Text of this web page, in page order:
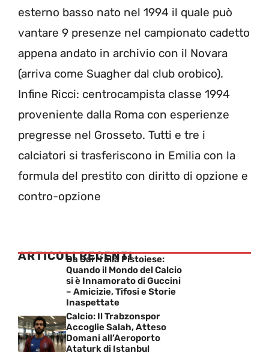
esterno basso nato nel 1994 il quale può
vantare 9 presenze nel campionato cadetto
appena andato in archivio con il Novara
(arriva come Suagher dal club orobico).
Infine Ricci: centrocampista classe 1994
proveniente dalla Roma con esperienze
pregresse nel Grosseto. Tutti e tre i
calciatori si trasferiscono in Emilia con la
formula del prestito con diritto di opzione e
contro-opzione
ARTICOLI RECENTI
Da Sarri alla Pistoiese:
Quando il Mondo del Calcio
si è Innamorato di Guccini
– Amicizie, Tifosi e Storie
Inaspettate
Calcio: Il Trabzonspor
Accoglie Salah, Atteso
Domani all’Aeroporto
Ataturk di Istanbul